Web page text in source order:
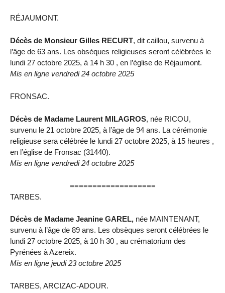
RÉJAUMONT.
Décès de Monsieur Gilles RECURT, dit caillou, survenu à
l’âge de 63 ans. Les obsèques religieuses seront célébrées le
lundi 27 octobre 2025, à 14 h 30 , en l’église de Réjaumont.
Mis en ligne vendredi 24 octobre 2025
FRONSAC.
Décès de Madame Laurent MILAGROS, née RICOU,
survenu le 21 octobre 2025, à l’âge de 94 ans. La cérémonie
religieuse sera célébrée le lundi 27 octobre 2025, à 15 heures ,
en l’église de Fronsac (31440).
Mis en ligne vendredi 24 octobre 2025
===================
TARBES.
Décès de Madame Jeanine GAREL, née MAINTENANT,
survenu à l’âge de 89 ans. Les obsèques seront célébrées le
lundi 27 octobre 2025, à 10 h 30 , au crématorium des
Pyrénées à Azereix.
Mis en ligne jeudi 23 octobre 2025
TARBES, ARCIZAC-ADOUR.